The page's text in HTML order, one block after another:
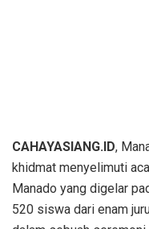
CAHAYASIANG.ID,
khidmat menyelimuti
Manado yang digelar
520 siswa dari enam